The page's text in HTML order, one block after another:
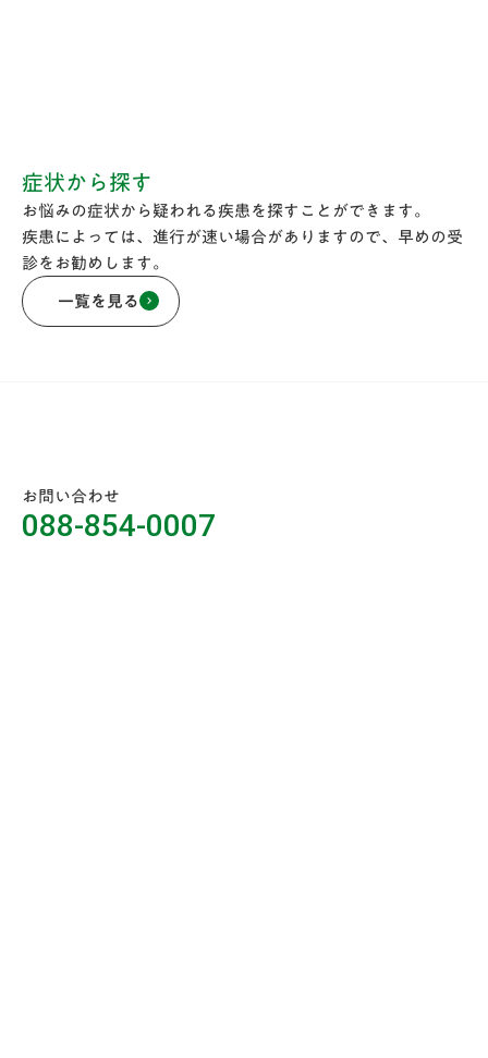
症状から探す
お悩みの症状から疑われる疾患を探すことができます。
疾患によっては、進行が速い場合がありますので、早めの受
診をお勧めします。
一覧を見る
keyboard_arrow_right
お問い合わせ
088-854-0007